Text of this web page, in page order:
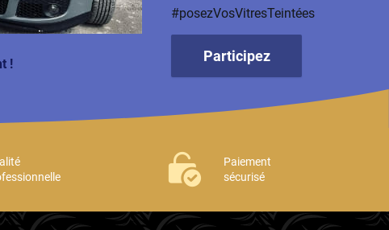
!
#posezVosVitresTeintées
Participez
Paiement
sécurisé